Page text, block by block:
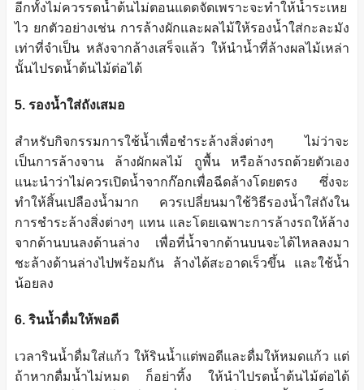
อีกทั้งไม่ควรรดน้ำต้นไม่ตอนแดดจัดเพราะจะทำให้น้ำระเหย
ไว ยกตัวอย่างเช่น การล้างผักและผลไม้ให้รองน้ำใส่กะละมัง
เท่าที่จำเป็น หลังจากล้างเสร็จแล้ว ให้นำน้ำที่ล้างผลไม้เหล่า
นั้นไปรดน้ำต้นไม้ต่อได้
5. รองน้ำใส่ถังเสมอ
สำหรับกิจกรรมการใช้น้ำเพื่อชำระล้างสิ่งต่างๆ ไม่ว่าจะ
เป็นการล้างจาน ล้างผักผลไม้ ถูพื้น หรือล้างรถด้วยตัวเอง
แนะนำว่าไม่ควรเปิดน้ำจากก๊อกเพื่อฉีดล้างโดยตรง ซึ่งจะ
ทำให้สิ้นเปลืองน้ำมาก ควรเปลี่ยนมาใช้วิธีรองน้ำใส่ถังใน
การชำระล้างสิ่งต่างๆ แทน และโดยเฉพาะการล้างรถให้ล้าง
จากด้านบนลงด้านล่าง เพื่อที่น้ำจากด้านบนจะได้ไหลลงมา
ชะล้างด้านล่างไปพร้อมกัน ล้างได้สะอาดเร็วขึ้น และใช้น้ำ
น้อยลง
6. รินน้ำดื่มให้พอดี
เวลารินน้ำดื่มใส่แก้ว ให้รินน้ำแต่พอดีและดื่มให้หมดแก้ว แต่
ถ้าหากดื่มน้ำไม่หมด ก็อย่าทิ้ง ให้นำไปรดน้ำต้นไม้ต่อได้